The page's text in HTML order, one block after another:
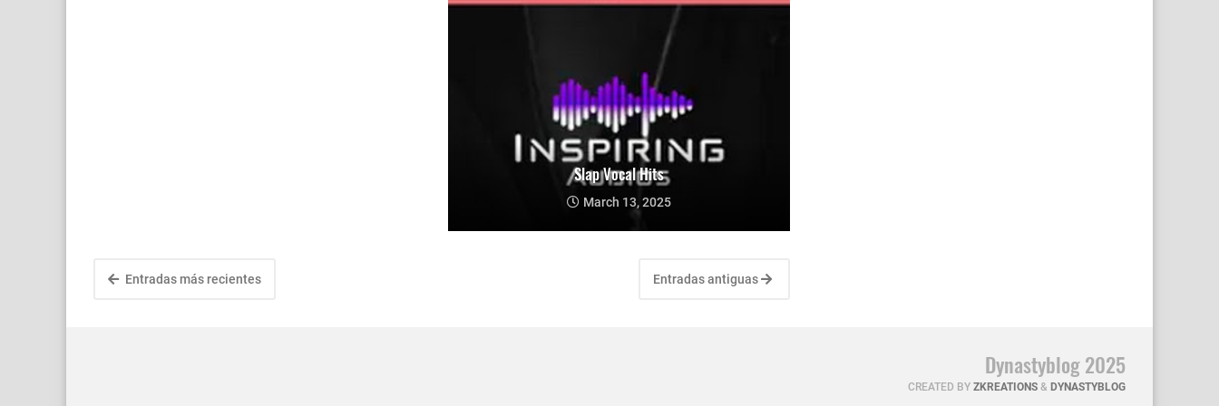
Slap Vocal Hits
March 13, 2025
Entradas más recientes Entradas antiguas
Dynastyblog 2025
CREATED BY ZKREATIONS & DYNASTYBLOG